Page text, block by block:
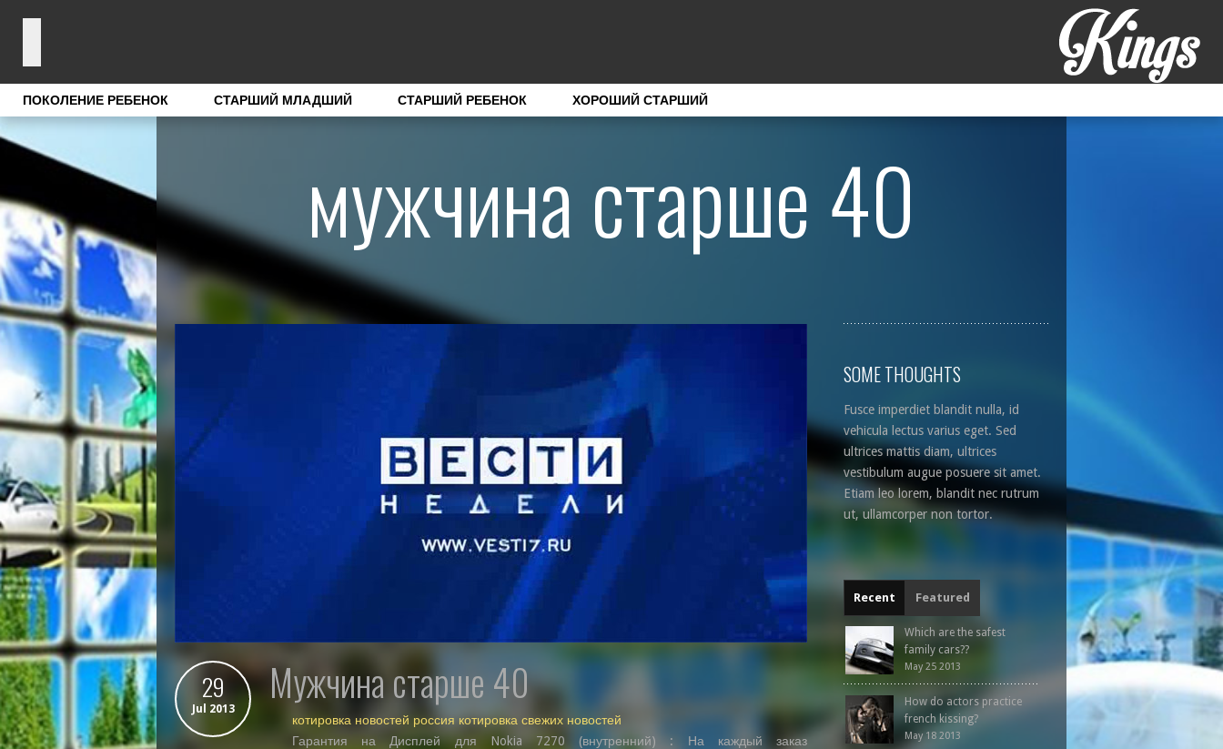
ПОКОЛЕНИЕ РЕБЕНОК СТАРШИЙ МЛАДШИЙ СТАРШИЙ РЕБЕНОК ХОРОШИЙ СТАРШИЙ
мужчина старше 40
29
Jul 2013 мужчина старше 40
котировка новостей россия котировка свежих новостей
Гарантия на Дисплей для Nokia 7270 (внутренний) : На каждый заказ
SOME THOUGHTS
Fusce imperdiet blandit nulla, id
vehicula lectus varius eget. Sed
ultrices mattis diam, ultrices
vestibulum augue posuere sit amet.
Etiam leo lorem, blandit nec rutrum
ut, ullamcorper non tortor.
Recent Featured
Which are the safest
family cars??
May 25 2013
How do actors practice
french kissing?
May 18 2013